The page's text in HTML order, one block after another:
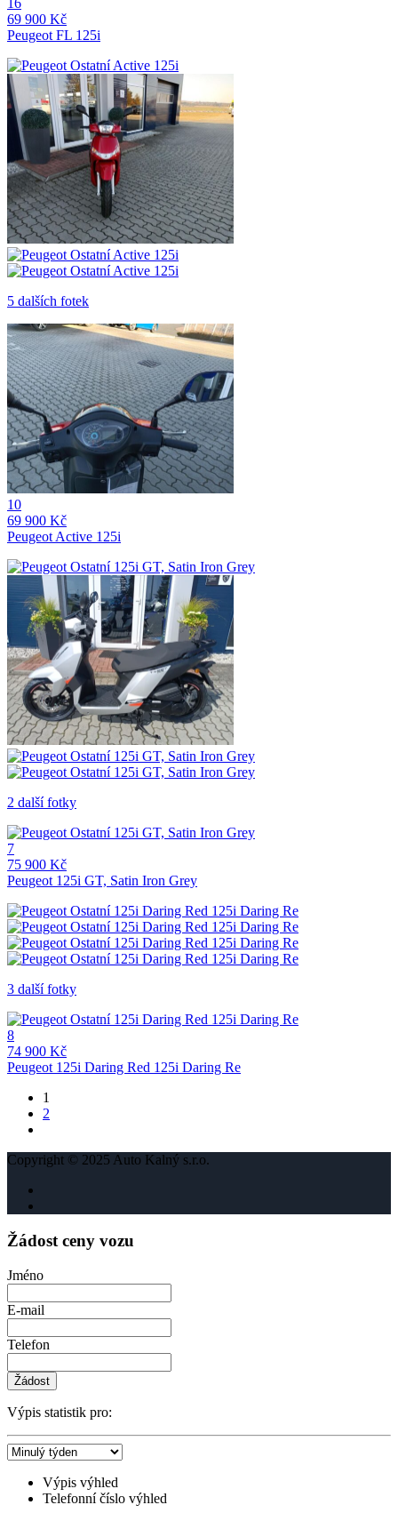
16
69 900 Kč
Peugeot FL 125i
5 dalších fotek
10
69 900 Kč
Peugeot Active 125i
2 další fotky
7
75 900 Kč
Peugeot 125i GT, Satin Iron Grey
3 další fotky
8
74 900 Kč
Peugeot 125i Daring Red 125i Daring Re
1
2
Copyright © 2025 Auto Kalný s.r.o.
Žádost ceny vozu
Jméno
E-mail
Telefon
Žádost
Výpis statistik pro:
Výpis výhled
Telefonní číslo výhled